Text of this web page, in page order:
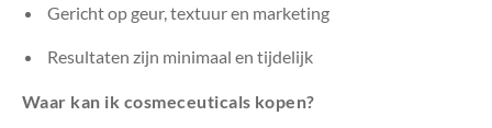
Gericht op geur, textuur en marketing
Resultaten zijn minimaal en tijdelijk
Waar kan ik cosmeceuticals kopen?